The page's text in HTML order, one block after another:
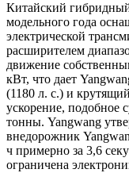
Китайский
модельного года
электрической
расширителем
движение
кВт, что дает
(1180 л. с.) и
ускорение, подобное
тонны. Yangwang
внедорожник
ч примерно за 3,6
ограничена